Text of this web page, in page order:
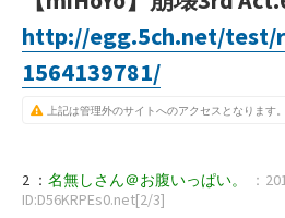
http://egg.5ch.net/test/
1564139781/
上記は管理外のサイトへのアクセスとなります。
2 ： 名無しさん＠お腹いっぱい。
：
ID:D56KRPEs0.net[2/3]